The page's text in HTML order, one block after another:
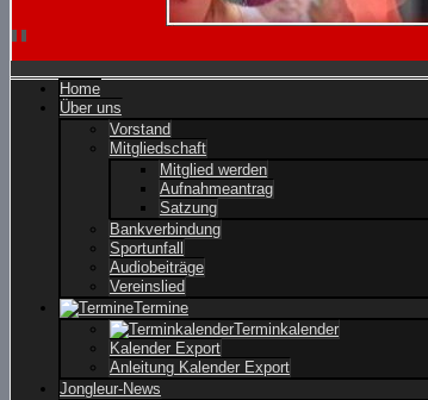
Home
Über uns
Vorstand
Mitgliedschaft
Mitglied werden
Aufnahmeantrag
Satzung
Bankverbindung
Sportunfall
Audiobeiträge
Vereinslied
Termine
Terminkalender
Kalender Export
Anleitung Kalender Export
Jongleur-News